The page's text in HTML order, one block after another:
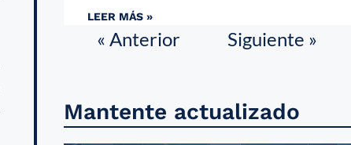
LEER MÁS »
« Anterior Siguiente »
Mantente actualizado